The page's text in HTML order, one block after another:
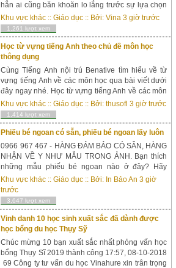
hẳn ai cũng băn khoăn lo lắng trước sự lựa chọn
vô cùng quan trọng đánh dấu sự chuyển mình
của bản thân. Đa số các bạn trước khi lựa chọn
du học Singapore 2...
Khu vực khác ::Giáo dục :: Bởi:Vina 3 giờ trước
1,261 lượt xem
Học từ vựng tiếng Anh theo chủ đề môn học
thông dụng
Cùng Tiếng Anh nội trú Benative tìm hiểu về từ
vựng tiếng Anh về các môn học qua bài viết dưới
đây ngay nhé. Học từ vựng tiếng Anh về các môn
học Từ vựng tiếng Anh về tên một số môn học ở
đại học Giấy chứng nhận kết quả học tập:...
Khu vực khác ::Giáo dục :: Bởi:thusofl 3 giờ trước
1,414 lượt xem
Phiếu bé ngoan có sẵn, phiếu bé ngoan lấy luôn
0966 967 467 - HÀNG ĐẢM BẢO CÓ SẴN, HÀNG
NHẬN VỀ Y NHƯ MẪU TRONG ẢNH. Bạn thích
những mẫu phiếu bé ngoan nào ở đây? Hãy
comment hình bạn thích Bảo An sẽ inbox ngay
cho bạn. - Phiếu bé ngoan hàng luôn có sẵn, lấy
ngay cho n...
Khu vực khác ::Giáo dục :: Bởi: In Bảo An 3 giờ
trước
3,647 lượt xem
Vinh danh 10 học sinh xuất sắc đã dành được
học bổng du học Thụy Sỹ
Chúc mừng 10 bạn xuất sắc nhất phỏng vấn học
bổng Thụy Sĩ 2019 thành công 17:57, 08-10-2018
69 Công ty tư vấn du học Vinahure xin trân trọng